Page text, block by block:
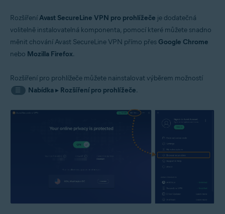
RozšířeníAvast SecureLine VPN pro prohlížeče je dodatečná
volitelně instalovatelná komponenta, pomocí které můžete snadno
měnit chování Avast SecureLine VPN přímo přes Google Chrome
nebo Mozilla Firefox.
Rozšíření pro prohlížeče můžete nainstalovat výběrem možností
☰ Nabídka▸ Rozšíření pro prohlížeče.